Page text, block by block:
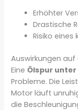
Erhöhter
Drastische
Risiko
Auswirkungen auf
Eine Ölspur
Probleme. Die
Motor läuft
die